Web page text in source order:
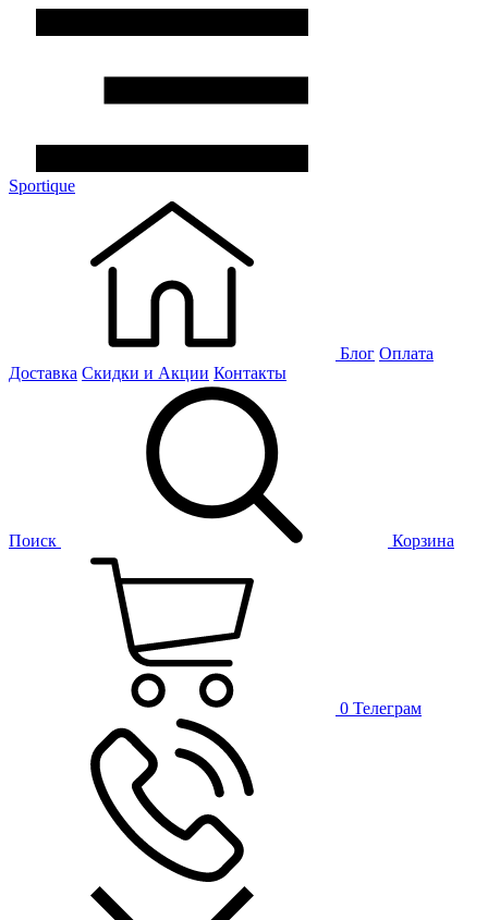
Sportique
Блог Оплата
Доставка Скидки и Акции Контакты
Поиск Корзина
0 Телеграм